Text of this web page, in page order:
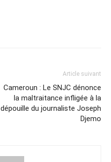
Article suivant
Cameroun : Le SNJC dénonce
la maltraitance infligée à la
dépouille du journaliste Joseph
Djemo